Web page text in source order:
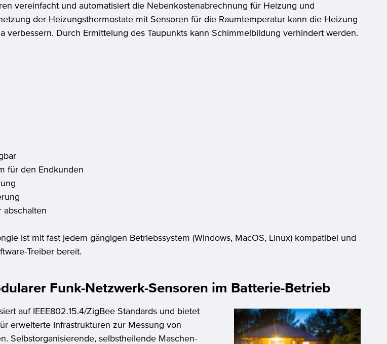
vereinfacht und automatisiert die Nebenkostenabrechnung für Heizung und
der Heizungsthermostate mit Sensoren für die Raumtemperatur kann die Heizung
verbessern. Durch Ermittelung des Taupunkts kann Schimmelbildung verhindert werden.
für den Endkunden
abschalten
ist mit fast jedem gängigen Betriebssystem (Windows, MacOS, Linux) kompatibel und
Treiber bereit.
Funk-Netzwerk-Sensoren im Batterie-Betrieb
auf IEEE802.15.4/ZigBee Standards und bietet
erweiterte Infrastrukturen zur Messung von
Selbstorganisierende, selbstheilende Maschen-